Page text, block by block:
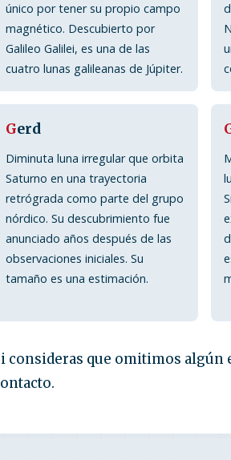
único por tener su propio campo
magnético. Descubierto por
Galileo Galilei, es una de las
cuatro lunas galileanas de Júpiter.
Gerd
Diminuta luna irregular que orbita
Saturno en una trayectoria
retrógrada como parte del grupo
nórdico. Su descubrimiento fue
anunciado años después de las
observaciones iniciales. Su
tamaño es una estimación.
consideras que omitimos